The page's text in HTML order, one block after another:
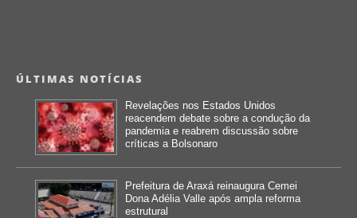
ÚLTIMAS NOTÍCIAS
Revelações nos Estados Unidos
reacendem debate sobre a condução da
pandemia e reabrem discussão sobre
críticas a Bolsonaro
Prefeitura de Araxá reinaugura Cemei
Dona Adélia Valle após ampla reforma
estrutural